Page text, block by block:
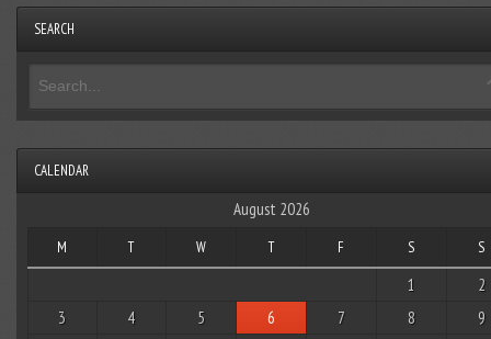
SEARCH
CALENDAR
August 2026
M T W T F S S
1
2
3
4 5 6 7 8
9